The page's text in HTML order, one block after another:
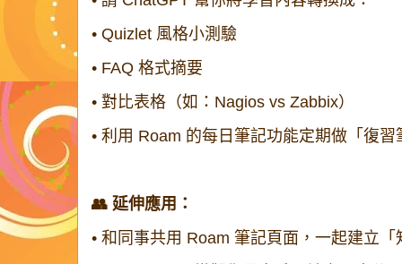
• Quizlet 風格小測驗
• FAQ 格式摘要
• 對比表格（如：Nagios vs Zabbix）
• 利用 Roam 的每日筆記功能定期做「復
👥 延伸應用：
• 和同事共用 Roam 筆記頁面，一起建立「